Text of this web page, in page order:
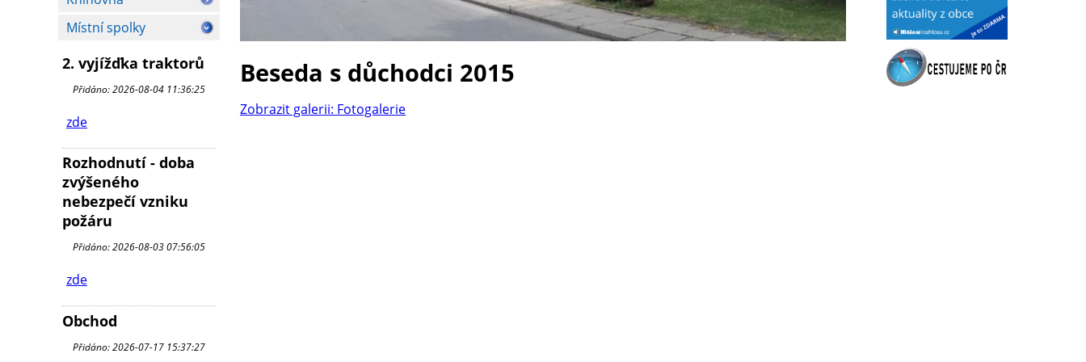
Místní spolky
2. vyjížďka traktorů
Přidáno: 2026-08-04 11:36:25
zde
Rozhodnutí - doba
zvýšeného
nebezpečí vzniku
požáru
Přidáno: 2026-08-03 07:56:05
zde
Obchod
Přidáno: 2026-07-17 15:37:27
Beseda s důchodci 2015
Zobrazit galerii: Fotogalerie